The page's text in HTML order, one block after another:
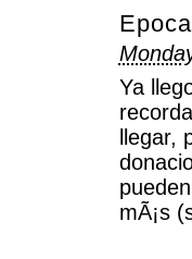
Ya
llegar,
mÃ¡s